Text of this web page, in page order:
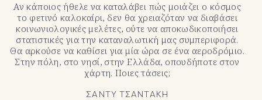
Αν κάποιος ήθελε να καταλάβει πώς μοιάζει ο κόσμος
το φετινό καλοκαίρι, δεν θα χρειαζόταν να διαβάσει
κοινωνιολογικές μελέτες, ούτε να αποκωδικοποιήσει
στατιστικές για την καταναλωτική μας συμπεριφορά.
Θα αρκούσε να καθίσει για μία ώρα σε ένα αεροδρόμιο.
Στην πόλη, στο νησί, στην Ελλάδα, οπουδήποτε στον
χάρτη. Ποιες τάσεις;
ΣΑΝΤΥ ΤΣΑΝΤΑΚΗ